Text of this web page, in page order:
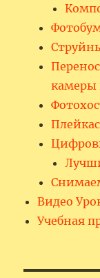
камеры
Видео
Учебная